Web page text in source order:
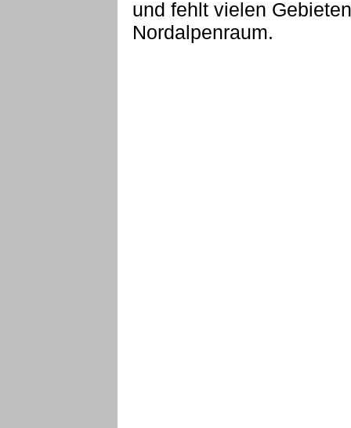
und fehlt vielen
Nordalpenraum.